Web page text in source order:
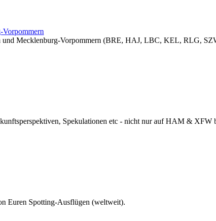
Vorpommern
und Mecklenburg-Vorpommern (BRE, HAJ, LBC, KEL, RLG,
Spekulationen etc - nicht nur auf HAM & XFW
Euren Spotting-Ausflügen (weltweit).